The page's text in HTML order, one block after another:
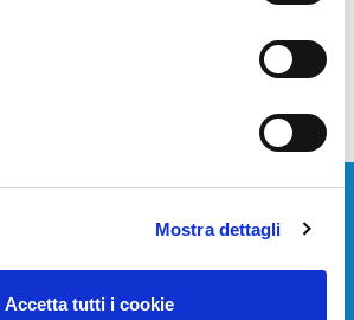
Mostra dettagli
Accetta tutti i cookie
o aggiornare i tuoi sistemi di
avere una consulenza gratuita.